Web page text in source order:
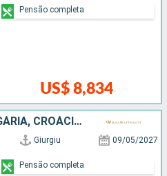
US$ 8,834
Pensão completa
ROMÊNIA, HUNGRIA, BULGÁRIA, CROÁCIA, SÉRVIA
Giurgiu 09/05/2027
Pensão completa